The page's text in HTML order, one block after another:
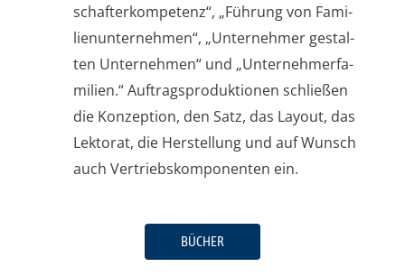
schaf­ter­kom­pe­tenz“, „Füh­rung von Fami­
li­en­un­ter­neh­men“, „Unter­neh­mer gestal­
ten Unter­neh­men“ und „Unter­neh­mer­fa­
mi­li­en.“ Auf­trags­pro­duk­tio­nen schlie­ßen
die Kon­zep­ti­on, den Satz, das Lay­out, das
Lek­to­rat, die Her­stel­lung und auf Wunsch
auch Ver­triebs­kom­po­nen­ten ein.
BÜCHER